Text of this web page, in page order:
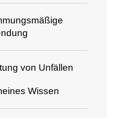
von Unfällen
Wissen